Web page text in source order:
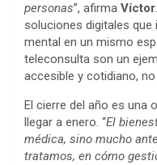
personas”, afirma Víctor
soluciones digitales
mental en un mismo
teleconsulta son un
accesible y cotidiano,
El cierre del año es una
llegar a enero. “El
médica, sino mucho
tratamos, en cómo